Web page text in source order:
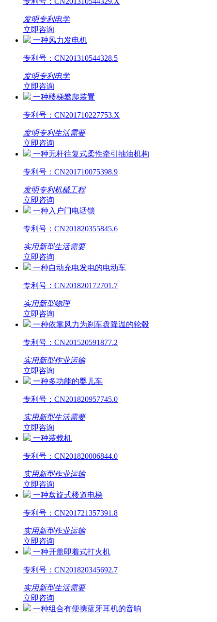
发明专利电学
立即咨询
一种风力发电机
专利号： CN201310544328.5
发明专利电学
立即咨询
一种楼梯攀爬装置
专利号： CN201710227753.X
发明专利生活需要
立即咨询
一种无杆往复式柔性牵引抽油机构
专利号： CN201710075398.9
发明专利机械工程
立即咨询
一种入户门电话锁
专利号： CN201820355845.6
实用新型生活需要
立即咨询
一种自动充电发电的电动车
专利号： CN201820172701.7
实用新型物理
立即咨询
一种依靠风力为刹车盘降温的轮毂
专利号： CN201520591877.2
实用新型作业运输
立即咨询
一种多功能的婴儿车
专利号： CN201820957745.0
实用新型生活需要
立即咨询
一种装载机
专利号： CN201820006844.0
实用新型作业运输
立即咨询
一种盘旋式楼道电梯
专利号： CN201721357391.8
实用新型作业运输
立即咨询
一种开盖即着式打火机
专利号： CN201820345692.7
实用新型生活需要
立即咨询
一种组合有便携蓝牙耳机的音响